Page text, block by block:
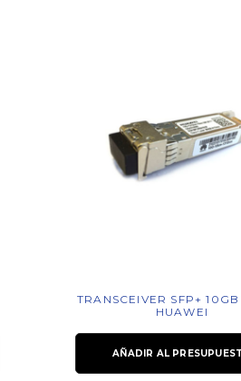
TRANSCEIVER SFP+
HUAWEI
AÑADIR AL